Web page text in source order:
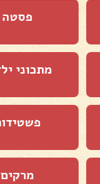
פסטה
מתכוני
מרקים